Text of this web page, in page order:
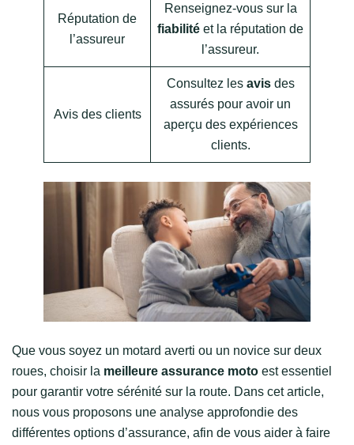
Réputation de
l’assureur
Renseignez-vous sur la
fiabilité et la réputation de
l’assureur.
Avis des clients
Consultez les avisdes
assurés pour avoir un
aperçu des expériences
clients.
Que vous soyez un motard averti ou un novice sur deux
roues, choisir la meilleure assurance moto est essentiel
pour garantir votre sérénité sur la route. Dans cet article,
nous vous proposons une analyse approfondie des
différentes options d’assurance, afin de vous aider à faire